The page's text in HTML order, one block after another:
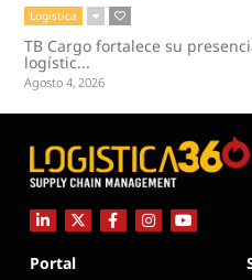
Logística
TB Cargo fortalece su
logístic...
Agosto 4, 2026
Portal